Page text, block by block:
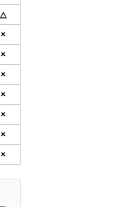
△
×
×
×
×
×
×
×